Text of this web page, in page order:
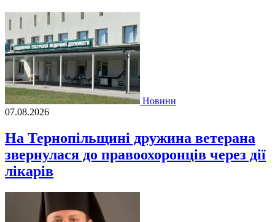
Новини
07.08.2026
На Тернопільщині дружина ветерана
звернулася до правоохоронців через дії
лікарів